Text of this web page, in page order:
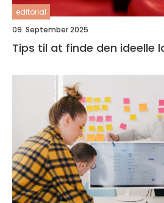
editorial
09. September 2025
Tips til at finde den